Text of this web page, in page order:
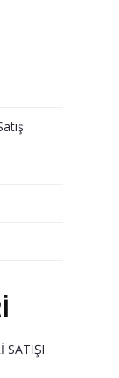
SATIŞI